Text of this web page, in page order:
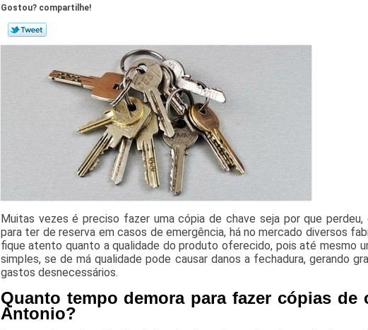
Gostou? compartilhe!
Muitas vezes é preciso fazer uma cópia de chave seja por que perdeu,
para ter de reserva em casos de emergência, há no mercado diversos
fique atento quanto a qualidade do produto oferecido, pois até mesmo
simples, se de má qualidade pode causar danos a fechadura, gerando
gastos desnecessários.
Quanto tempo demora para fazer cópias de
Antonio?